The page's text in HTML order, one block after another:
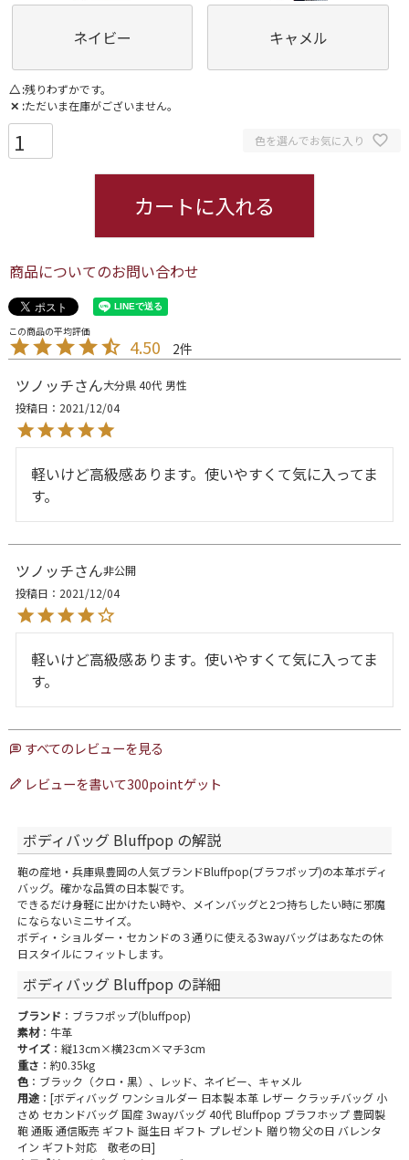
ネイビー キャメル
△ 残りわずかです。
✕ ただいま在庫がございません。
色を選んでお気に入り
カートに入れる
商品についてのお問い合わせ
4.50 2
ツノッチ 大分県40代 男性
投稿日
2021/12/04
軽いけど高級感あります。使いやすくて気に入ってま
す。
ツノッチ
非公開
投稿日
2021/12/04
軽いけど高級感あります。使いやすくて気に入ってま
す。
すべてのレビューを見る
レビューを書いて300pointゲット
ボディバッグ Bluffpop の解説
鞄の産地・兵庫県豊岡の人気ブランドBluffpop(ブラフポップ)の本革ボディ
バッグ。確かな品質の日本製です。
できるだけ身軽に出かけたい時や、メインバッグと2つ持ちしたい時に邪魔
にならないミニサイズ。
ボディ・ショルダー・セカンドの３通りに使える3wayバッグはあなたの休
日スタイルにフィットします。
ボディバッグ Bluffpop の詳細
ブランド ：ブラフポップ(bluffpop)
素材：牛革
サイズ：縦13cm×横23cm×マチ3cm
重さ ：約0.35kg
色：ブラック（クロ・黒）、レッド、ネイビー、キャメル
用途：[ボディバッグ ワンショルダー 日本製 本革 レザー クラッチバッグ 小
さめ セカンドバッグ 国産 3wayバッグ 40代 Bluffpop ブラフホップ 豊岡製
鞄 通販 通信販売 ギフト 誕生日 ギフト プレゼント 贈り物 父の日 バレンタ
イン ギフト対応 敬老の日]